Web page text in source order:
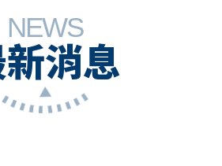
NEWS
消息